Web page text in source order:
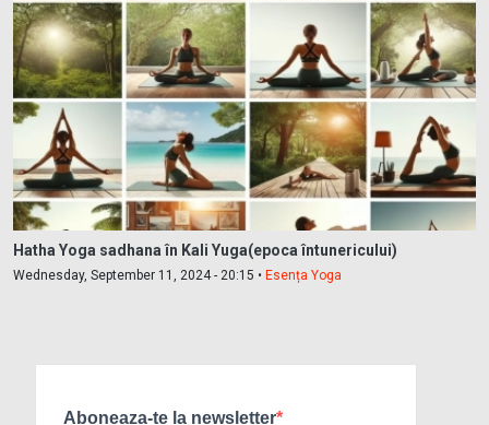
Hatha Yoga sadhana în Kali Yuga(epoca întunericului)
Wednesday, September 11, 2024 - 20:15 • Esența Yoga